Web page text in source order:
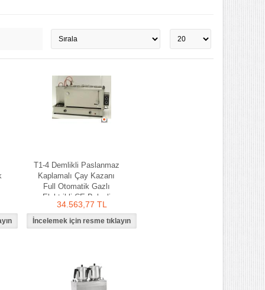
T1-4 Demlikli Paslanmaz
Kaplamalı Çay Kazanı
Full Otomatik Gazlı
Elektrikli CE Belgeli
34.563,77 TL